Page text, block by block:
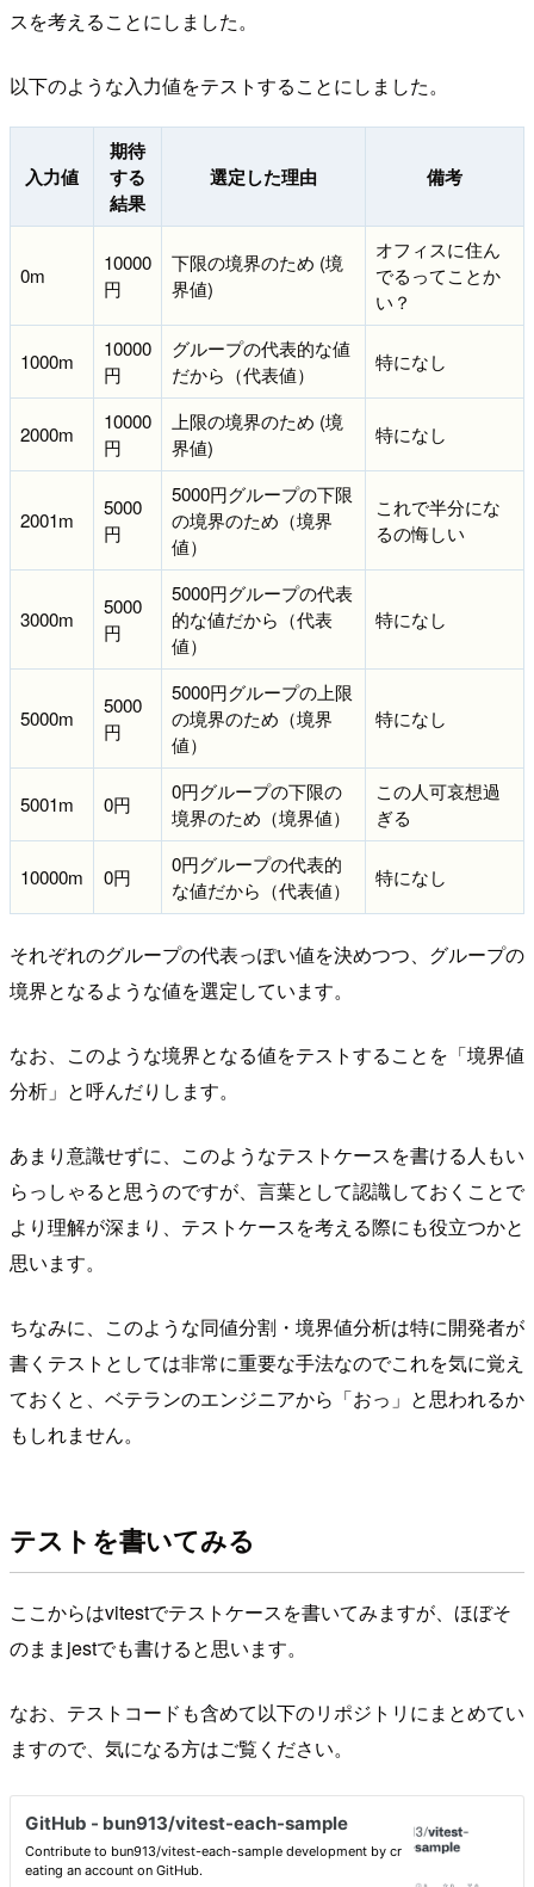
スを考えることにしました。
以下のような入力値をテストすることにしました。
入力値
期待
する
結果
選定した理由 備考
0m
10000
円
下限の境界のため (境
界値)
オフィスに住ん
でるってことか
い？
1000m
10000
円
グループの代表的な値
だから（代表値）
特になし
2000m
10000
円
上限の境界のため (境
界値)
特になし
2001m
5000
円
5000円グループの下限
の境界のため（境界
値）
これで半分にな
るの悔しい
3000m
5000
円
5000円グループの代表
的な値だから（代表
値）
特になし
5000m
5000
円
5000円グループの上限
の境界のため（境界
値）
特になし
5001m 0円
0円グループの下限の
境界のため（境界値）
この人可哀想過
ぎる
10000m 0円
0円グループの代表的
な値だから（代表値）
特になし
それぞれのグループの代表っぽい値を決めつつ、グループの
境界となるような値を選定しています。
なお、このような境界となる値をテストすることを「境界値
分析」と呼んだりします。
あまり意識せずに、このようなテストケースを書ける人もい
らっしゃると思うのですが、言葉として認識しておくことで
より理解が深まり、テストケースを考える際にも役立つかと
思います。
ちなみに、このような同値分割・境界値分析は特に開発者が
書くテストとしては非常に重要な手法なのでこれを気に覚え
ておくと、ベテランのエンジニアから「おっ」と思われるか
もしれません。
テストを書いてみる
ここからはvitestでテストケースを書いてみますが、ほぼそ
のままjestでも書けると思います。
なお、テストコードも含めて以下のリポジトリにまとめてい
ますので、気になる方はご覧ください。